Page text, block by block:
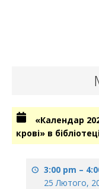
«Календар
крові» в
3:00 pm –
25 Лютого,